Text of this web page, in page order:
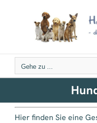
Gehe zu ...
Hier finden Sie eine